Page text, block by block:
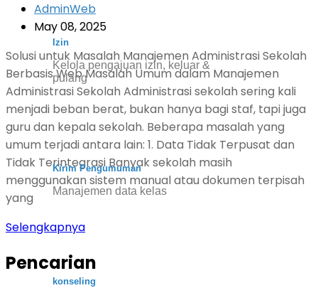
Izin
Kelola pengajuan izin, keluar &
pulang
Kirim Pengumuman
Manajemen data kelas
konseling
AdminWeb
May 08, 2025
Solusi untuk Masalah Manajemen Administrasi Sekolah
Berbasis Web Masalah Umum dalam Manajemen
Administrasi Sekolah Administrasi sekolah sering kali
menjadi beban berat, bukan hanya bagi staf, tapi juga
guru dan kepala sekolah. Beberapa masalah yang
umum terjadi antara lain: 1. Data Tidak Terpusat dan
Tidak Terintegrasi Banyak sekolah masih
menggunakan sistem manual atau dokumen terpisah
yang
Selengkapnya
Pencarian